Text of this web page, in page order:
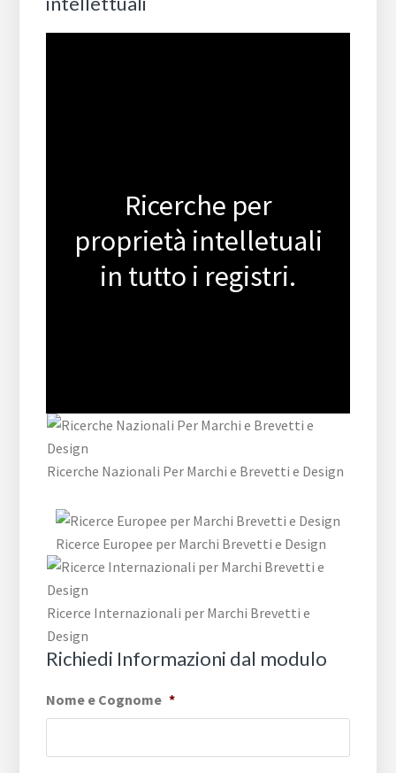
Ricerche per
proprietà intelletuali
in tutto i registri.
Ricerche Nazionali Per Marchi e Brevetti e Design
Ricerce Europee per Marchi Brevetti e Design
Ricerce Internazionali per Marchi Brevetti e
Design
Richiedi Informazioni dal modulo
Nome e Cognome *